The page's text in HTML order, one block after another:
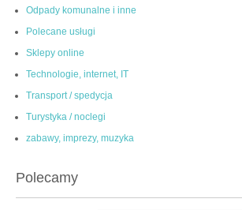
Odpady komunalne i inne
Polecane usługi
Sklepy online
Technologie, internet, IT
Transport / spedycja
Turystyka / noclegi
zabawy, imprezy, muzyka
Polecamy